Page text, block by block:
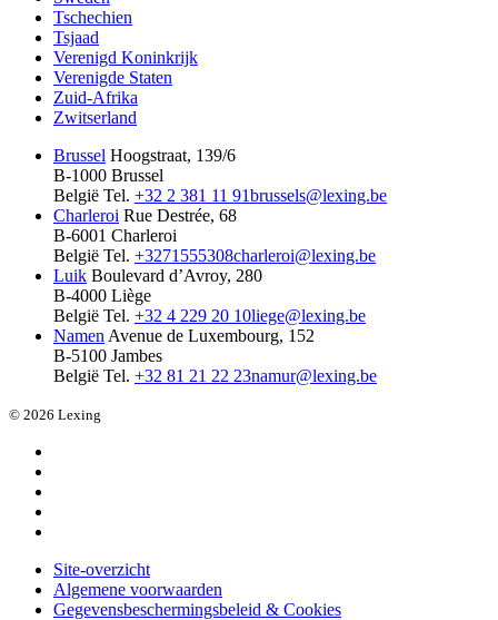
Tschechien
Tsjaad
Verenigd Koninkrijk
Verenigde Staten
Zuid-Afrika
Zwitserland
Brussel Hoogstraat, 139/6
B-1000 Brussel
België Tel. +32 2 381 11 91brussels@lexing.be
Charleroi Rue Destrée, 68
B-6001 Charleroi
België Tel. +3271555308charleroi@lexing.be
Luik Boulevard d’Avroy, 280
B-4000 Liège
België Tel. +32 4 229 20 10liege@lexing.be
Namen Avenue de Luxembourg, 152
B-5100 Jambes
België Tel. +32 81 21 22 23namur@lexing.be
© 2026 Lexing
Site-overzicht
Algemene voorwaarden
Gegevensbeschermingsbeleid & Cookies